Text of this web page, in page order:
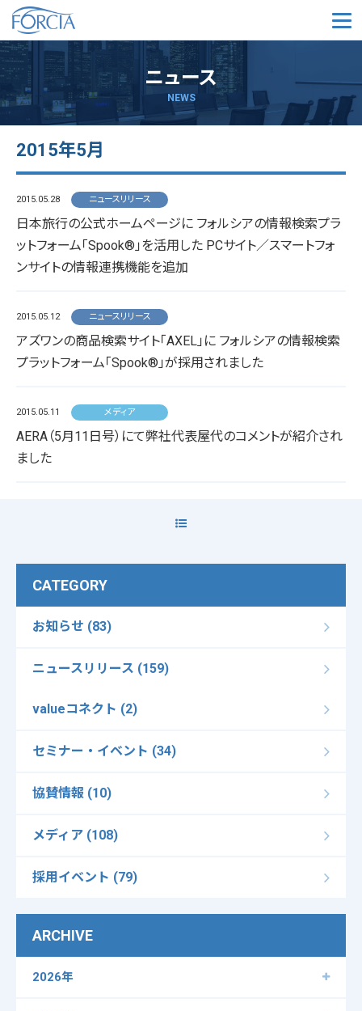
メ
ニュース
NEWS
2015年5月
2015.05.28 ニュースリリース
日本旅行の公式ホームページに フォルシアの情報検索プラ
ットフォーム「Spook®」を活用した PCサイト／スマートフォ
ンサイトの情報連携機能を追加
2015.05.12 ニュースリリース
アズワンの商品検索サイト「AXEL」に フォルシアの情報検索
プラットフォーム「Spook®」が採用されました
2015.05.11 メディア
AERA（5月11日号）にて弊社代表屋代のコメントが紹介され
ました
CATEGORY
お知らせ (83)
ニュースリリース (159)
valueコネクト (2)
セミナー・イベント (34)
協賛情報 (10)
メディア (108)
採用イベント (79)
ARCHIVE
2026年